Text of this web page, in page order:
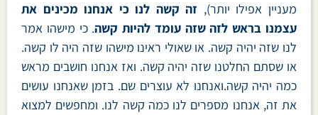
מעניין אפילו יותר), זה קשה לנו כי אנחנו מכינים את
עצמנו בראש לזה שזה עומד להיות קשה. כי מישהו אמר
לנו שזה יהיה קשה. או שאולי ראינו מישהו שזה היה לו קשה.
או שסתם החלטנו שזה יהיה קשה. ואז אנחנו חושבים מראש
כמה יהיה קשה.ואנחנו לא עוצרים שם. בזמן שאנחנו עושים
את זה, אנחנו מספרים לנו כמה קשה לנו. ומחפשים למצוא